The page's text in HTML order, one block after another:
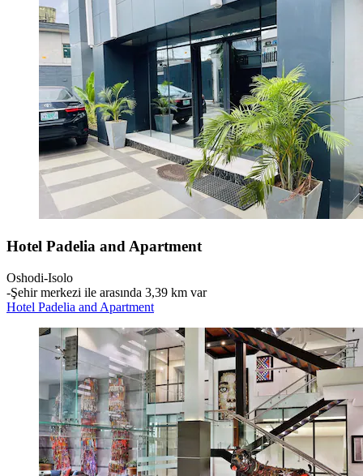
Hotel Padelia and Apartment
Oshodi-Isolo
‐Şehir merkezi ile arasında 3,39 km var
Hotel Padelia and Apartment